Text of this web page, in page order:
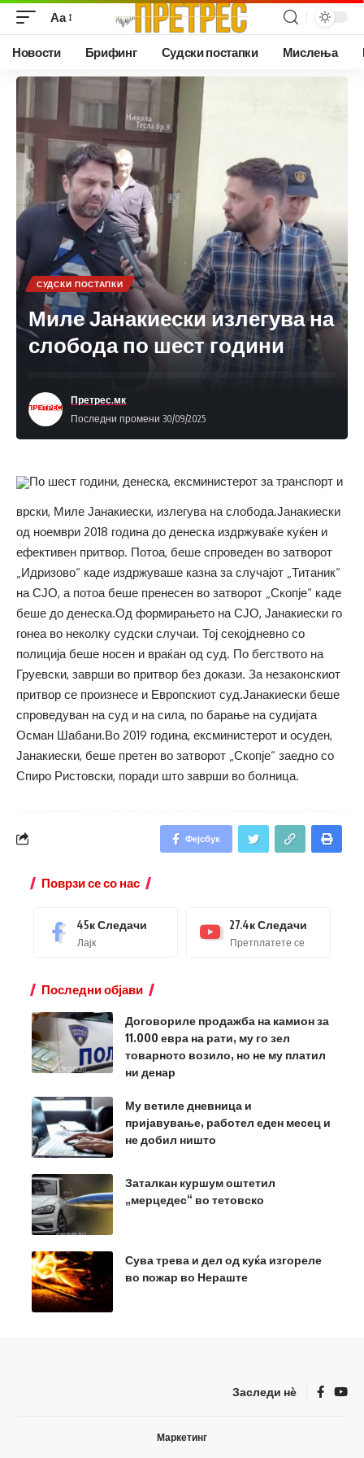
Аа
Новости Брифинг Судски постапки Мислења
СУДСКИ ПОСТАПКИ
Миле Јанакиески излегува на
слобода по шест години
Последни промени 30/09/2025
Претрес.мк
По шест години, денеска, ексминистерот за транспорт и
врски, Миле Јанакиески, излегува на слобода.Јанакиески
од ноември 2018 година до денеска издржуваќе куќен и
ефективен притвор. Потоа, беше спроведен во затворот
„Идризово“ каде издржуваше казна за случајот „Титаник“
на СЈО, а потоа беше пренесен во затворот „Скопје“ каде
беше до денеска.Од формирањето на СЈО, Јанакиески го
гонеа во неколку судски случаи. Тој секојдневно со
полиција беше носен и враќан од суд. По бегството на
Груевски, заврши во притвор без докази. За незаконскиот
притвор се произнесе и Европскиот суд.Јанакиески беше
спроведуван на суд и на сила, по барање на судијата
Осман Шабани.Во 2019 година, ексминистерот и осуден,
Јанакиески, беше претен во затворот „Скопје“ заедно со
Спиро Ристовски, поради што заврши во болница.
Фејсбук
Поврзи се со нас
45кСледачи
Лајк
27.4кСледачи
Претплатете се
Последни објави
Договориле продажба на камион за
11.000 евра на рати, му го зел
товарното возило, но не му платил
ни денар
Му ветиле дневница и
пријавување, работел еден месец и
не добил ништо
Заталкан куршум оштетил
„мерцедес“ во тетовско
Сува трева и дел од куќа изгореле
во пожар во Нераште
Заследи нѐ
Маркетинг